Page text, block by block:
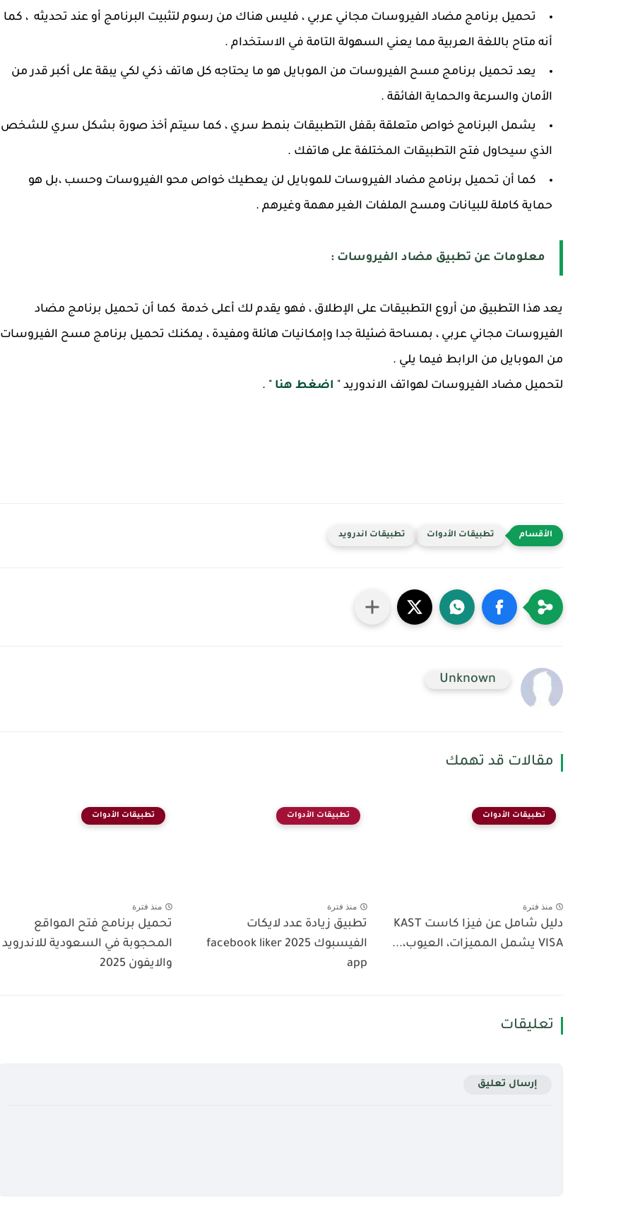
تحميل برنامج مضاد الفيروسات مجاني عربي ، فليس هناك من رسوم لتثبيت البرنامج أو عند تحديثه ، كما
أنه متاح باللغة العربية مما يعني السهولة التامة في الاستخدام .
يعد تحميل برنامج مسح الفيروسات من الموبايل هو ما يحتاجه كل هاتف ذكي لكي يبقة على أكبر قدر من
الأمان والسرعة والحماية الفائقة .
يشمل البرنامج خواص متعلقة بقفل التطبيقات بنمط سري ، كما سيتم أخذ صورة بشكل سري للشخص
الذي سيحاول فتح التطبيقات المختلفة على هاتفك .
كما أن تحميل برنامج مضاد الفيروسات للموبايل لن يعطيك خواص محو الفيروسات وحسب ،بل هو
حماية كاملة للبيانات ومسح الملفات الغير مهمة وغيرهم .
معلومات عن تطبيق مضاد الفيروسات :
يعد هذا التطبيق من أروع التطبيقات على الإطلاق ، فهو يقدم لك أعلى خدمة كما أن تحميل برنامج مضاد
الفيروسات مجاني عربي ، بمساحة ضئيلة جدا وإمكانيات هائلة ومفيدة ، يمكنك تحميل برنامج مسح الفيروسات
من الموبايل من الرابط فيما يلي .
لتحميل مضاد الفيروسات لهواتف الاندوريد " اضغط هنا " .
تطبيقات الأدوات تطبيقات اندرويد
Unknown
مقالات قد تهمك
تطبيقات الأدوات
منذ فترة
دليل شامل عن فيزا كاست KAST
VISA يشمل المميزات، العيوب،...
تطبيقات الأدوات
منذ فترة
تطبيق زيادة عدد لايكات
الفيسبوك 2025 facebook liker
app
تطبيقات الأدوات
منذ فترة
تحميل برنامج فتح المواقع
المحجوبة في السعودية للاندرويد
والايفون 2025
تعليقات
إرسال تعليق